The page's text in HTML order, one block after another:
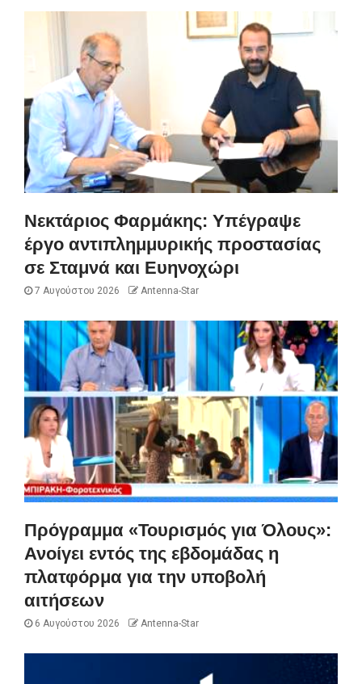
Νεκτάριος Φαρμάκης: Υπέγραψε
έργο αντιπλημμυρικής προστασίας
σε Σταμνά και Ευηνοχώρι
7 Αυγούστου 2026 Antenna-Star
Πρόγραμμα «Τουρισμός για Όλους»:
Ανοίγει εντός της εβδομάδας η
πλατφόρμα για την υποβολή
αιτήσεων
6 Αυγούστου 2026 Antenna-Star